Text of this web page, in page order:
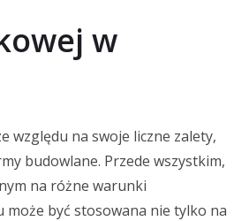
w
względu na swoje liczne zalety,
budowlane. Przede wszystkim,
na różne warunki
może być stosowana nie tylko na